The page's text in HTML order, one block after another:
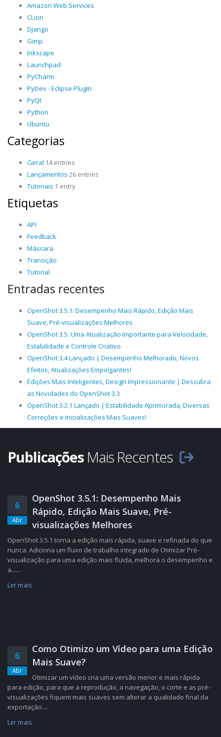
Amazon Web Services
CLion
Django
Gimp
Inkscape
Launchpad
PyCharm
PyDev - Eclipse Plugin
PyQt
Python
Ubuntu
Categorias
Geral 14 entries
Lançamentos 26 entries
Tutoriais 1 entry
Etiquetas
API
Feedback
Máscara
Transição
Tutorial
Entradas recentes
OpenShot 3.5.1: Desempenho Mais Rápido, Edição Mais
Suave, Pré-visualizações Melhores
OpenShot 3.5: Uma Atualização Importante para Velocidade,
Estabilidade e Controle Criativo
OpenShot 3.4 Lançado | Desempenho Melhorado, Novos
Efeitos, Atualizações Empolgantes!
Edições Mais Inteligentes, Design Impressionante | Descubra
as Novidades do OpenShot 3.3
OpenShot 3.2.1 Lançado | Estabilidade Aprimorada, Diversas
Correções e Inicializações Mais Suaves!
Publicações Mais Recentes
6
Abr
OpenShot 3.5.1: Desempenho Mais
Rápido, Edição Mais Suave, Pré-
visualizações Melhores
OpenShot 3.5.1 torna a edição mais rápida, suave e refinada do que
nunca. Adiciona um fluxo de trabalho integrado de Otimizar Pré-
visualização para uma edição mais fluida, melhora o desempenho e
a......
Ler mais
6
Abr
Como Otimizo um Vídeo para uma Edição
Mais Suave?
Otimizar um vídeo cria uma versão menor e mais rápida
para edição, para que a reprodução, a navegação, o corte e as pré-
visualizações fiquem mais suaves sem alterar a qualidade final da
exportação....
Ler mais